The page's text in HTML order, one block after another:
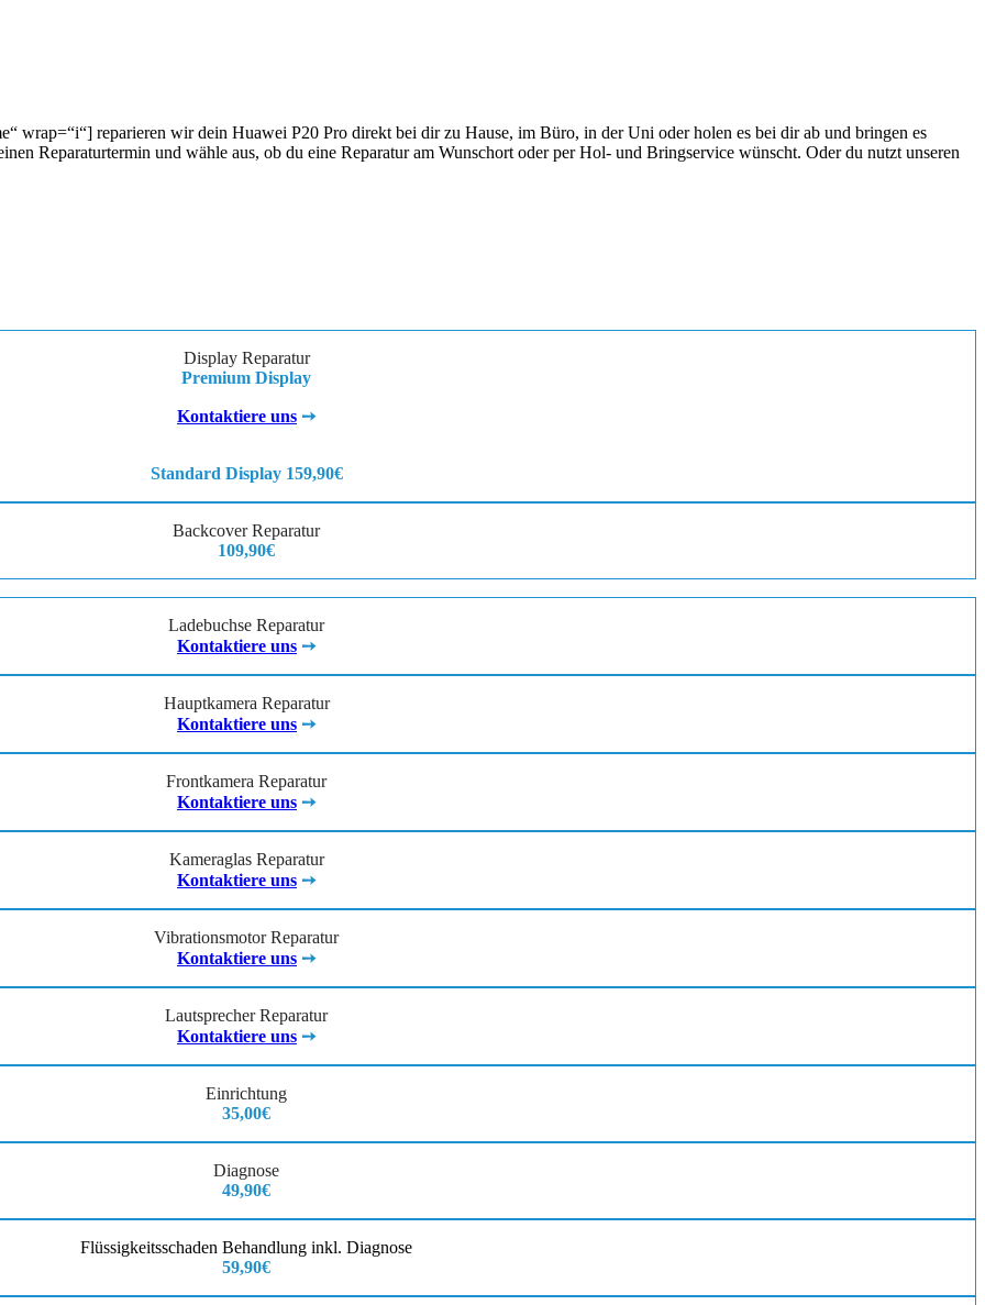
wrap=“i“] reparieren wir dein Huawei P20 Pro direkt bei dir zu Hause, im Büro, in der Uni oder holen es bei dir ab und bringen es
Reparaturtermin und wähle aus, ob du eine Reparatur am Wunschort oder per Hol- und Bringservice wünscht. Oder du nutzt unseren
Display Reparatur
Premium Display
Kontaktiere uns ➙
Standard Display 159,90€
Backcover Reparatur
109,90€
Ladebuchse Reparatur
Kontaktiere uns ➙
Hauptkamera Reparatur
Kontaktiere uns ➙
Frontkamera Reparatur
Kontaktiere uns ➙
Kameraglas Reparatur
Kontaktiere uns ➙
Vibrationsmotor Reparatur
Kontaktiere uns ➙
Lautsprecher Reparatur
Kontaktiere uns ➙
Einrichtung
35,00€
Diagnose
49,90€
Flüssigkeitsschaden Behandlung inkl. Diagnose
59,90€